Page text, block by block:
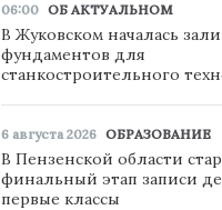
06:00 ОБ АКТУАЛЬНОМ
В Жуковском началась
фундаментов для
станкостроительного
6 августа 2026 ОБРАЗОВАНИЕ
В Пензенской области
финальный этап записи
первые классы